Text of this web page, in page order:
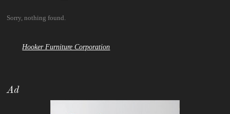
Sorry, nothing found.
Hooker Furniture Corporation
Ad